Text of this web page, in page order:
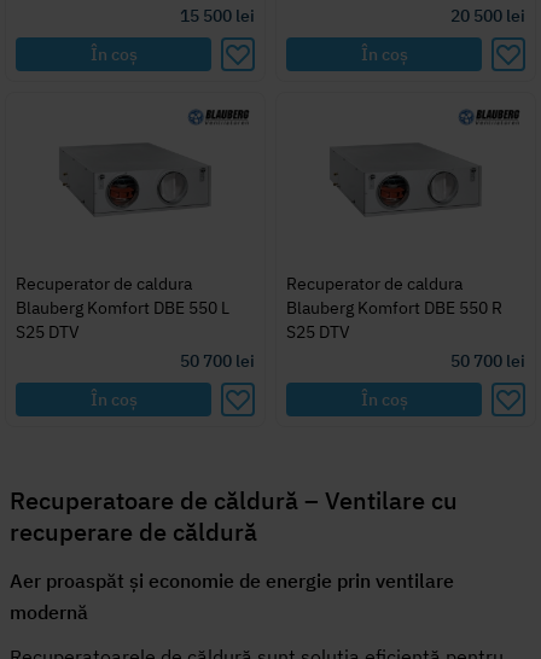
15 500 lei
În coș
20 500 lei
În coș
Recuperator de caldura
Blauberg Komfort DBE 550 L
S25 DTV
50 700 lei
În coș
Recuperator de caldura
Blauberg Komfort DBE 550 R
S25 DTV
50 700 lei
În coș
Recuperatoare de căldură – Ventilare cu
recuperare de căldură
Aer proaspăt și economie de energie prin ventilare
modernă